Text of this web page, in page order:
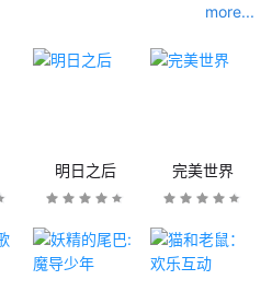
more...
明日之后 完美世界